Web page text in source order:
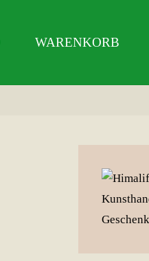
WARENKORB